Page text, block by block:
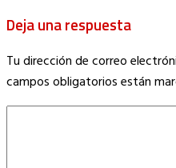
Deja una respuesta
Tu dirección de correo
campos obligatorios están